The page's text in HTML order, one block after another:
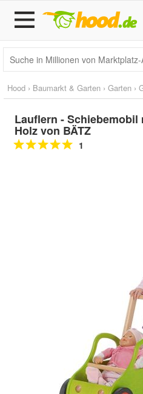
Hood › Baumarkt & Garten › Garten ›
Lauflern -
Holz von BÄTZ
1